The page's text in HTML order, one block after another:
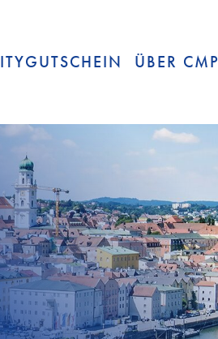
ÜBER CMP